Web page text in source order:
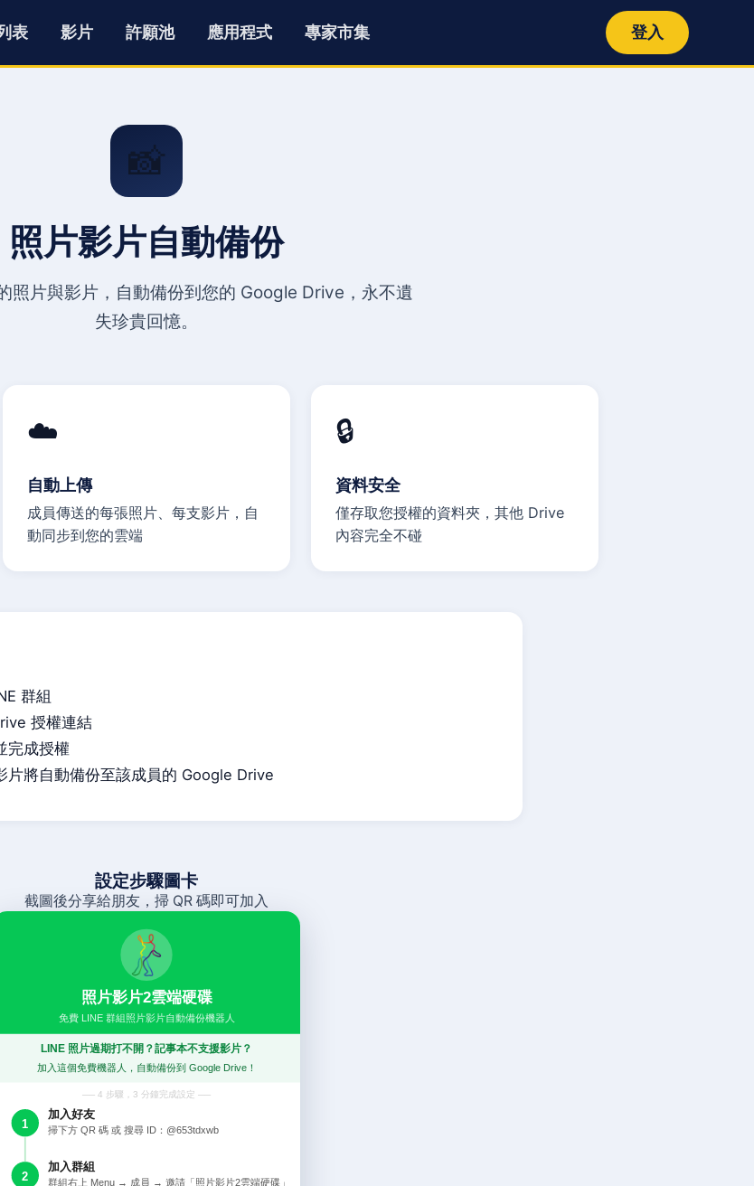
表 影片 許願池 應用程式 專家市集 登入
📸
照片影片自動備份
照片與影片，自動備份到您的 Google Drive，永不遺
失珍貴回憶。
☁️
自動上傳
成員傳送的每張照片、每支影片，自
動同步到您的雲端
🔒
資料安全
僅存取您授權的資料夾，其他 Drive
內容完全不碰
群組
授權連結
完成授權
片將自動備份至該成員的 Google Drive
設定步驟圖卡
截圖後分享給朋友，掃 QR 碼即可加入